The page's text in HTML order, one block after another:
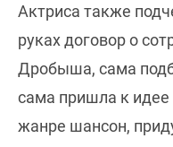
Актриса также
руках договор о
Дробыша, сама
сама пришла к идее
жанре шансон,